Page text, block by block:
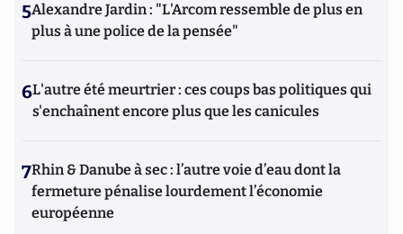
5Alexandre Jardin : "L'Arcom ressemble de plus en
plus à une police de la pensée"
6L'autre été meurtrier : ces coups bas politiques qui
s'enchaînent encore plus que les canicules
7Rhin & Danube à sec : l’autre voie d’eau dont la
fermeture pénalise lourdement l’économie
européenne